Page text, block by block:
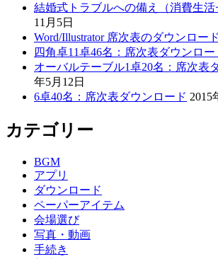
結婚式トラブルへの備え（消費生活
11月5日
Word/Illustrator 席次表のダウンロード
四角卓11卓46名：席次表ダウンロー
オーバルテーブル1卓20名：席次表
年5月12日
6卓40名：席次表ダウンロード 2015
カテゴリー
BGM
アプリ
ダウンロード
ペーパーアイテム
会場選び
写真・動画
手続き